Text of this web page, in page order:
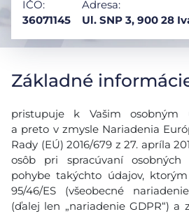
IČO:
36071145
Adresa:
Ul. SNP 3, 900 28
Základné
pristupuje k Vašim osobným
a preto v zmysle Nariadenia
Rady (EÚ) 2016/679 z 27. apríla
osôb pri spracúvaní
pohybe takýchto údajov,
95/46/ES (všeobecné
(ďalej len „nariadenie GDPR“) a